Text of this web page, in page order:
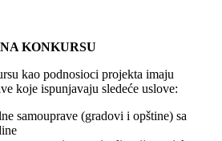
KONKURSU
kao podnosioci projekta imaju
koje ispunjavaju sledeće uslove:
samouprave (gradovi i opštine) sa